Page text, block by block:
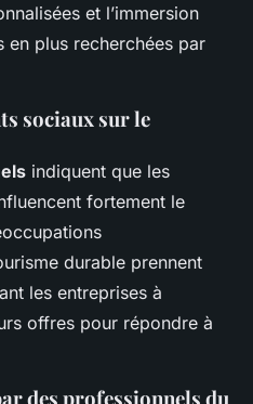
et l’immersion
plus recherchées par
sociaux sur le
indiquent que les
fortement le
durable prennent
les entreprises à
offres pour répondre à
des professionnels du